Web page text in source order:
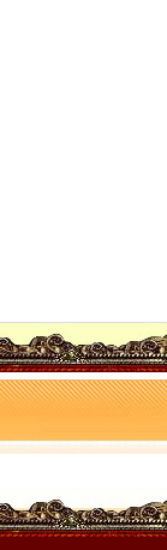
公示”活动
阶段目标
业发展工作
能
集体
显
监管”主题活动
提升”重庆代办公司
建设
示”活动
坚行动
增收
体